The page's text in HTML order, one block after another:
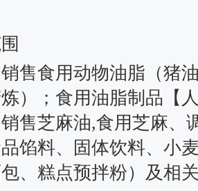
售食用动物油脂（猪
炼）；食用油脂制品【
售芝麻油,食用芝麻、
馅料、固体饮料、小
、糕点预拌粉）及相